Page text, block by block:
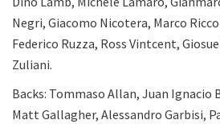
Negri, Giacomo Nicotera, Marco
Federico Ruzza, Ross Vintcent,
Zuliani.
Backs: Tommaso Allan, Juan Ignacio
Matt Gallagher, Alessandro Garbisi,